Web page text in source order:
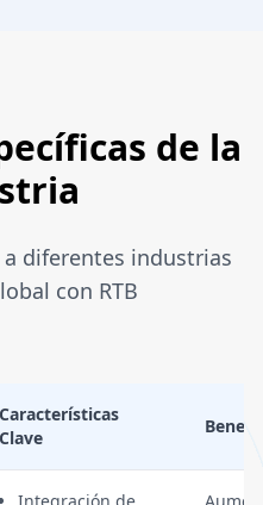
de la
diferentes industrias
con RTB
Características
Clave